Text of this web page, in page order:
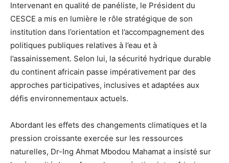
Intervenant en qualité de panéliste, le Président du
CESCE a mis en lumière le rôle stratégique de son
institution dans l’orientation et l’accompagnement des
politiques publiques relatives à l’eau et à
l’assainissement. Selon lui, la sécurité hydrique durable
du continent africain passe impérativement par des
approches participatives, inclusives et adaptées aux
défis environnementaux actuels.
Abordant les effets des changements climatiques et la
pression croissante exercée sur les ressources
naturelles, Dr-Ing Ahmat Mbodou Mahamat a insisté sur